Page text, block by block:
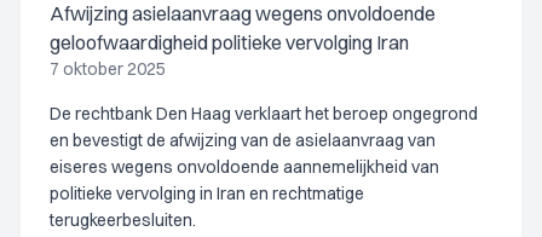
Afwijzing asielaanvraag wegens onvoldoende
geloofwaardigheid politieke vervolging Iran
7 oktober 2025
De rechtbank Den Haag verklaart het beroep ongegrond
en bevestigt de afwijzing van de asielaanvraag van
eiseres wegens onvoldoende aannemelijkheid van
politieke vervolging in Iran en rechtmatige
terugkeerbesluiten.